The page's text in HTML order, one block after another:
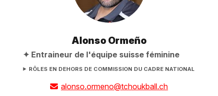
Alonso Ormeño
Entraineur de l'équipe suisse féminine
RÔLES EN DEHORS DE COMMISSION DU CADRE NATIONAL
alonso.ormeno@tchoukball.ch